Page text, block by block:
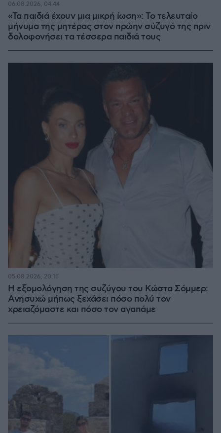
«Τα παιδιά έχουν μια μικρή ίωση»: Το τελευταίο
μήνυμα της μητέρας στον πρώην σύζυγό της πριν
δολοφονήσει τα τέσσερα παιδιά τους
06.08.2026, 04:44
Η εξομολόγηση της συζύγου του Κώστα Σόμμερ:
Ανησυχώ μήπως ξεχάσει πόσο πολύ τον
χρειαζόμαστε και πόσο τον αγαπάμε
05.08.2026, 20:15